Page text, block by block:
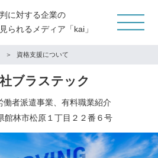
に対する企業の
られるメディア「kai」
資格支援について
ブラステック
働者派遣事業、有料職業紹介
館林市松原１丁目２２番６号